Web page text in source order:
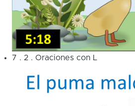
7 . 2 . Oraciones con L